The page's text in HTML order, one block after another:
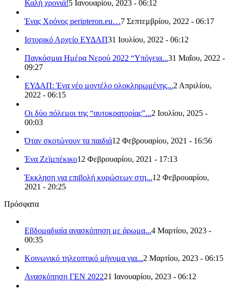
Καλή χρονιά!5 Ιανουαρίου, 2023 - 06:12
Ένας Χρόνος peripteron.eu…7 Σεπτεμβρίου, 2022 - 06:17
Ιστορικό Αρχείο ΕΥΔΑΠ31 Ιουλίου, 2022 - 06:12
Παγκόσμια Ημέρα Νερού 2022 “Υπόγεια...31 Μαΐου, 2022 -
09:27
ΕΥΔΑΠ: Ένα νέο μοντέλο ολοκληρωμένης...2 Απριλίου,
2022 - 06:15
Οι δύο πόλεμοι της “αυτοκρατορίας”...2 Ιουλίου, 2025 -
00:03
Όταν σκοτώνουν τα παιδιά12 Φεβρουαρίου, 2021 - 16:56
Ένα Ζεϊμπέκικο12 Φεβρουαρίου, 2021 - 17:13
Έκκληση για επιβολή κυρώσεων στη...12 Φεβρουαρίου,
2021 - 20:25
Πρόσφατα
Εβδομαδιαία ανασκόπηση με άρωμα...4 Μαρτίου, 2023 -
00:35
Κοινωνικό τηλεοπτικό μήνυμα για...2 Μαρτίου, 2023 - 06:15
Ανασκόπηση ΓΕΝ 202221 Ιανουαρίου, 2023 - 06:12